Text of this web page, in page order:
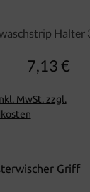
Halter
Regulärer
7,13 €
MwSt. zzgl.